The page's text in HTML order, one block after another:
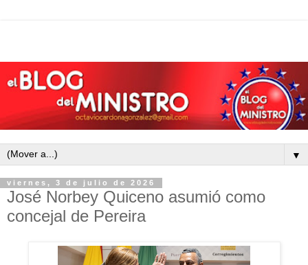
▼
viernes, 3 de julio de 2026
José Norbey Quiceno asumió como
concejal de Pereira